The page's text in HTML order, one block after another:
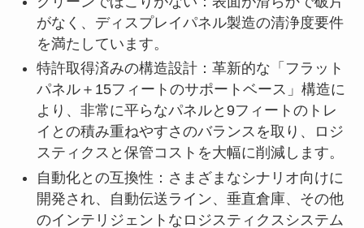
がなく、ディスプレイパネル製造の清浄度要件
を満たしています。
特許取得済みの構造設計：革新的な「フラット
パネル＋15フィートのサポートベース」構造に
より、非常に平らなパネルと9フィートのトレ
イとの積み重ねやすさのバランスを取り、ロジ
スティクスと保管コストを大幅に削減します。
自動化との互換性：さまざまなシナリオ向けに
開発され、自動伝送ライン、垂直倉庫、その他
のインテリジェントなロジスティクスシステム